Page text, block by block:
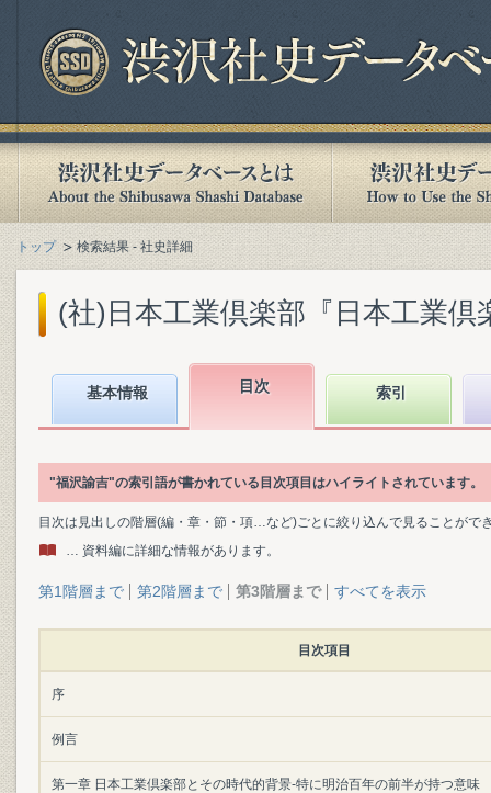
トップ 検索結果 - 社史詳細
(社)日本工業倶楽部『日本工業倶
基本情報 目次 索引
"福沢諭吉"の索引語が書かれている目次項目はハイライトされています。
目次は見出しの階層(編・章・節・項…など)ごとに絞り込んで見ることがで
… 資料編に詳細な情報があります。
第1階層まで 第2階層まで 第3階層まで すべてを表示
目次項目
序
例言
第一章 日本工業倶楽部とその時代的背景-特に明治百年の前半が持つ意味